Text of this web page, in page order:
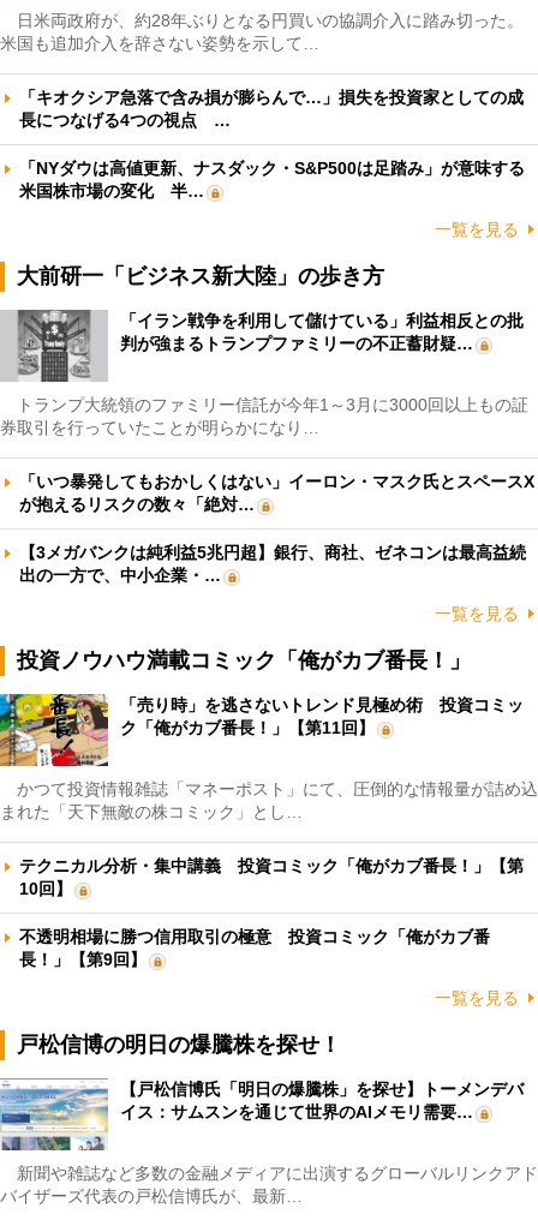
日米両政府が、約28年ぶりとなる円買いの協調介入に踏み切った。
米国も追加介入を辞さない姿勢を示して…
「キオクシア急落で含み損が膨らんで…」損失を投資家としての成
長につなげる4つの視点 …
「NYダウは高値更新、ナスダック・S&P500は足踏み」が意味する
米国株市場の変化 半…
一覧を見る
大前研一「ビジネス新大陸」の歩き方
「イラン戦争を利用して儲けている」利益相反との批
判が強まるトランプファミリーの不正蓄財疑…
トランプ大統領のファミリー信託が今年1～3月に3000回以上もの証
券取引を行っていたことが明らかになり…
「いつ暴発してもおかしくはない」イーロン・マスク氏とスペースX
が抱えるリスクの数々「絶対…
【3メガバンクは純利益5兆円超】銀行、商社、ゼネコンは最高益続
出の一方で、中小企業・…
一覧を見る
投資ノウハウ満載コミック「俺がカブ番長！」
「売り時」を逃さないトレンド見極め術 投資コミッ
ク「俺がカブ番長！」【第11回】
かつて投資情報雑誌「マネーポスト」にて、圧倒的な情報量が詰め込
まれた「天下無敵の株コミック」とし…
テクニカル分析・集中講義 投資コミック「俺がカブ番長！」【第
10回】
不透明相場に勝つ信用取引の極意 投資コミック「俺がカブ番
長！」【第9回】
一覧を見る
戸松信博の明日の爆騰株を探せ！
【戸松信博氏「明日の爆騰株」を探せ】トーメンデバ
イス：サムスンを通じて世界のAIメモリ需要…
新聞や雑誌など多数の金融メディアに出演するグローバルリンクアド
バイザーズ代表の戸松信博氏が、最新…